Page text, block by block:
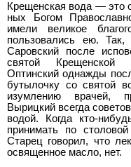
Крещенская вода — это
ных Богом
имели ве­ликое
пользовались ею.
Саровский после
святой Крещенской
Оптинский однажды
бутылочку со святой
изумлению врачей,
Вырицкий всегда
водой. Когда кто-
принимать по
Старец говорил, что
освященное масло, нет.